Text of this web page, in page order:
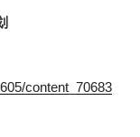
content_70683